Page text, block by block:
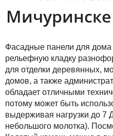
Мичуринске
Фасадные панели для
рельефную кладку
для отделки деревянных,
домов, а также
обладает отличными
потому может быть
выдерживая нагрузки до 7
небольшого молотка).